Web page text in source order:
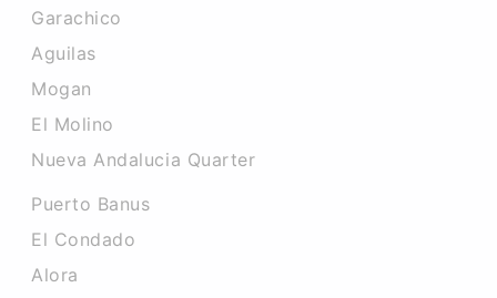
Garachico
Aguilas
Mogan
El Molino
Nueva Andalucia Quarter
Puerto Banus
El Condado
Alora